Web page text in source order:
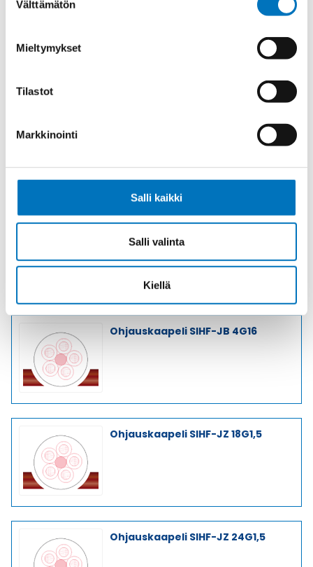
valinta
Välttämätön
Mieltymykset
Tilastot
Markkinointi
Salli kaikki
Salli valinta
Kiellä
Ohjauskaapeli SIHF-JZ 12G1,5
Ohjauskaapeli SIHF-JB 4G16
Ohjauskaapeli SIHF-JZ 18G1,5
Ohjauskaapeli SIHF-JZ 24G1,5